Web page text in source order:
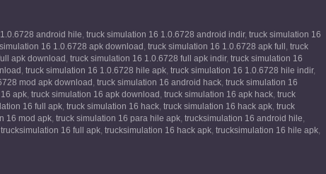
android hile, truck simulation 16 1.0.6728 android indir, truck simulation 16
16 1.0.6728 apk download , truck simulation 16 1.0.6728 apk full , truck
apk download , truck simulation 16 1.0.6728 full apk indir, truck simulation 16
, truck simulation 16 1.0.6728 hile apk, truck simulation 16 1.0.6728 hile indir,
mod apk download , truck simulation 16 android hack, truck simulation 16
apk, truck simulation 16 apk download , truck simulation 16 apk hack, truck
16 full apk, truck simulation 16 hack, truck simulation 16 hack apk, truck
16 mod apk, truck simulation 16 para hile apk, trucksimulation 16 android hile,
trucksimulation 16 full apk, trucksimulation 16 hack apk, trucksimulation 16 hile apk,